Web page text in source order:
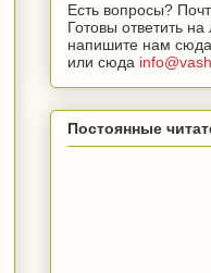
Есть вопросы?
Готовы ответить
напишите нам сюда
или сюда
Постоянные